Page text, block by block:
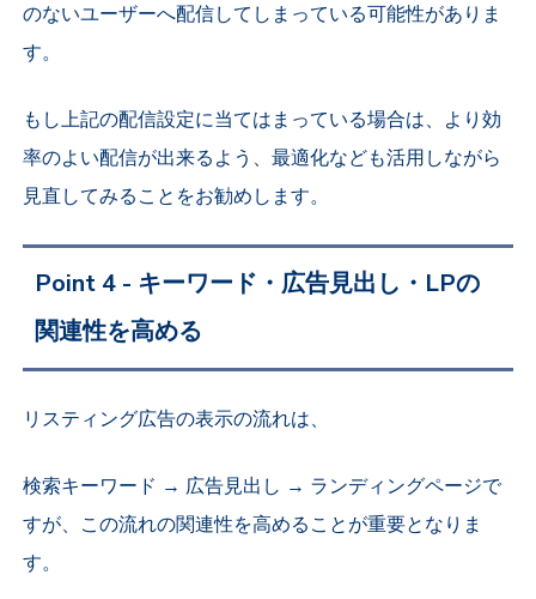
のないユーザーへ配信してしまっている可能性がありま
す。
もし上記の配信設定に当てはまっている場合は、より効
率のよい配信が出来るよう、最適化なども活用しながら
見直してみることをお勧めします。
Point 4 - キーワード・広告見出し・LPの
関連性を高める
リスティング広告の表示の流れは、
検索キーワード → 広告見出し → ランディングページで
すが、この流れの関連性を高めることが重要となりま
す。